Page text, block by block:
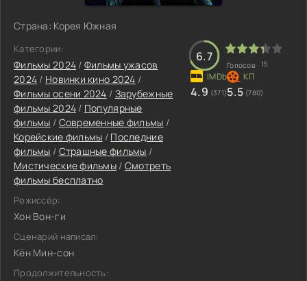
Страна: Корея Южная
Категории:
Фильмы 2024 / Фильмы ужасов
2024 / Новинки кино 2024 /
Фильмы осени 2024 / Зарубежные
фильмы 2024 / Популярные
фильмы / Современные фильмы /
Корейские фильмы / Последние
фильмы / Страшные фильмы /
Мистические фильмы / Смотреть
фильмы бесплатно
Режиссёр:
Хон Вон-ги
Сценарий написал:
Кён Мин-сон
Продолжительность:
6.7
Голосов: 15
4.9 (371)5.5 (780)